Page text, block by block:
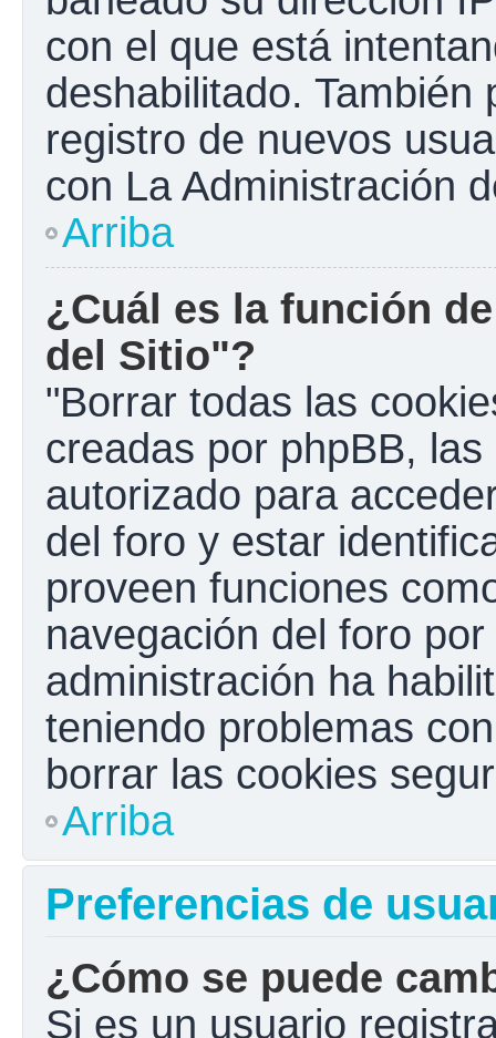
con el que está
deshabilitado.
registro de nuevos
con La Administración
Arriba
¿Cuál es la función
del Sitio"?
"Borrar todas las
creadas por phpBB,
autorizado para
del foro y estar
proveen funciones
navegación del foro
administración ha
teniendo problemas
borrar las cookies
Arriba
Preferencias de
¿Cómo se puede
Si es un usuario